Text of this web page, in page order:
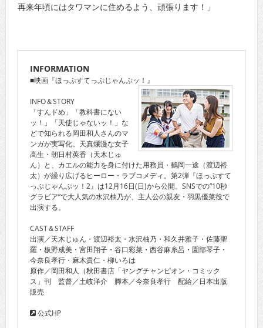
再来年頃にはタワマンに住めるよう、頑張ります！」
INFORMATION
■映画『ほっぷすてっぷじゃんぷッ！』
INFO＆STORY
「すんドめ」「教科書にない
ッ！」「天使じゃないッ！」な
どで知られる岡田和人さんのマ
ンガが実写化。天真爛漫な女子
高生・朝日村莢香（天木じゅ
ん）と、カエルの能力を身に付けた用務員・鶴岡一途（渡辺裕
太）が繰り広げるヒーロー・ラブコメディ。第2弾『ほっぷすて
っぷじゃんぷッ！2』は12月16日(日)から公開。SNSでの“10秒
グラビア”で大人気の水沢柚乃が、主人公の親友・羽黒優菜役で
出演する。
CAST＆STAFF
出演／天木じゅん・渡辺裕太・水沢柚乃・和久井雅子・佐藤聖
羅・板野成美・宮田翔子・谷口彩菜・西谷麻糸呂・園部琴子・
今奈良孝行・麻木貴仁・柳いろは
原作／岡田和人（秋田書店「ヤングチャンピオン・コミック
ス」刊 監督／土岐洋介 脚本／今奈良孝行 配給／日本出版
販売
公式HP